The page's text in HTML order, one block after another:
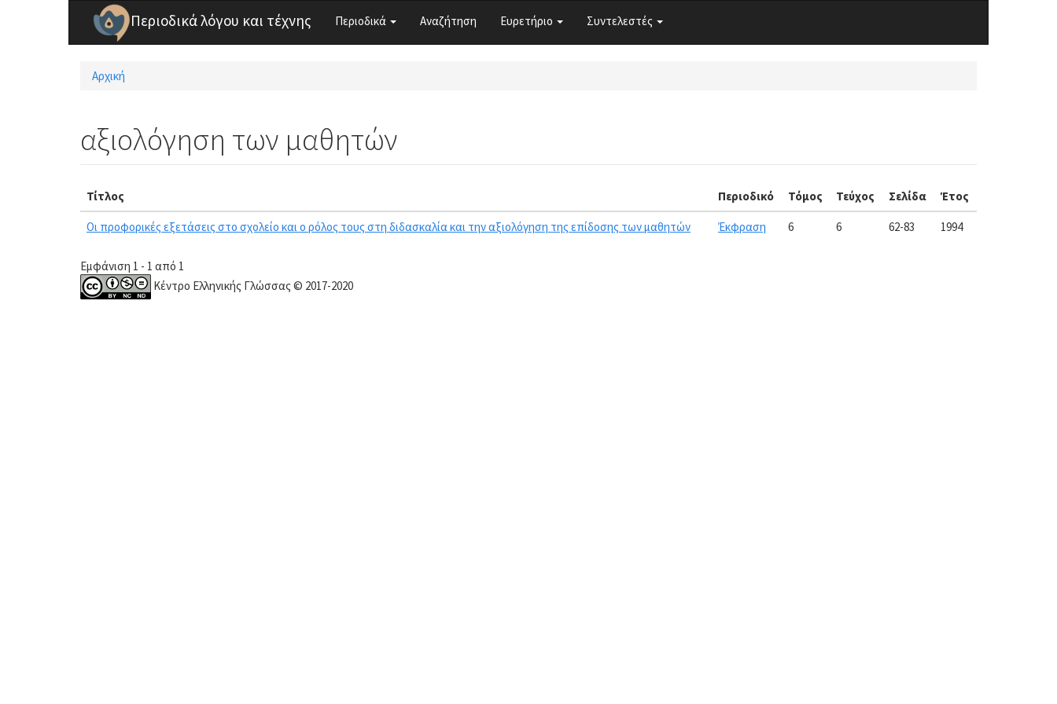
Παράκαμψη προς το κυρίως περιεχόμενο
Περιοδικά λόγου και τέχνης Περιοδικά Αναζήτηση Ευρετήριο Συντελεστές
Είστε εδώ
Αρχική
αξιολόγηση των μαθητών
Τίτλος Περιοδικό Τόμος Τεύχος Σελίδα Έτος
Οι προφορικές εξετάσεις στο σχολείο και ο ρόλος τους στη διδασκαλία και την αξιολόγηση της επίδοσης των μαθητών Έκφραση 6 6 62-83 1994
Εμφάνιση 1 - 1 από 1
Κέντρο Ελληνικής Γλώσσας © 2017-2020